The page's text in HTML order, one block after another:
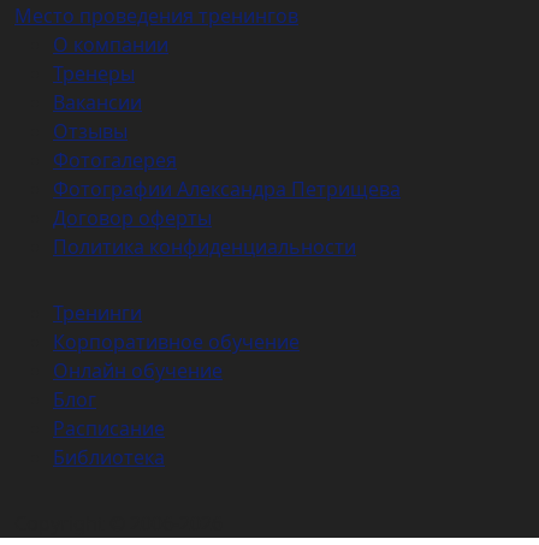
Место проведения тренингов
О компании
Тренеры
Вакансии
Отзывы
Фотогалерея
Фотографии Александра Петрищева
Договор оферты
Политика конфиденциальности
Тренинги
Корпоративное обучение
Онлайн обучение
Блог
Расписание
Библиотека